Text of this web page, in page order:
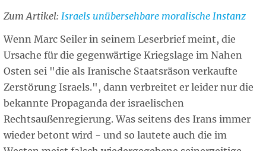
Zum Artikel: Related
article
Israels unübersehbare moralische Instanz
Wenn Marc Seiler in seinem Leserbrief meint, die
Ursache für die gegenwärtige Kriegslage im Nahen
Osten sei "die als Iranische Staatsräson verkaufte
Zerstörung Israels.", dann verbreitet er leider nur die
bekannte Propaganda der israelischen
Rechtsaußenregierung. Was seitens des Irans immer
wieder betont wird - und so lautete auch die im